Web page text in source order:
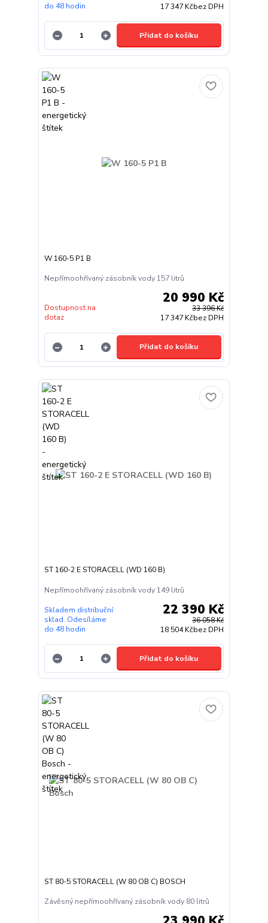
17 347 Kčbez DPH
do 48 hodin
Přidat do košíku
W 160-5 P1 B
Nepřímoohřívaný zásobník vody 157 litrů
33 396 Kč
20 990 Kč
17 347 Kčbez DPH
Dostupnost na
dotaz
Přidat do košíku
ST 160-2 E STORACELL (WD 160 B)
Nepřímoohřívaný zásobník vody 149 litrů
36 058 Kč
22 390 Kč
18 504 Kčbez DPH
Skladem distribuční
sklad. Odesíláme
do 48 hodin
Přidat do košíku
ST 80-5 STORACELL (W 80 OB C) BOSCH
Závěsný nepřímoohřívaný zásobník vody 80 litrů